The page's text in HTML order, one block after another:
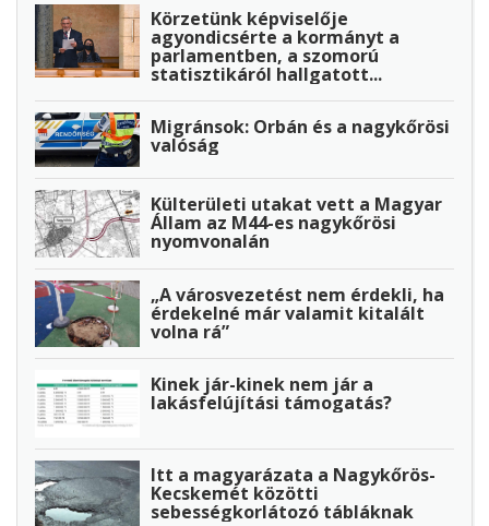
Körzetünk képviselője
agyondicsérte a kormányt a
parlamentben, a szomorú
statisztikáról hallgatott...
Migránsok: Orbán és a nagykőrösi
valóság
Külterületi utakat vett a Magyar
Állam az M44-es nagykőrösi
nyomvonalán
„A városvezetést nem érdekli, ha
érdekelné már valamit kitalált
volna rá”
Kinek jár-kinek nem jár a
lakásfelújítási támogatás?
Itt a magyarázata a Nagykőrös-
Kecskemét közötti
sebességkorlátozó tábláknak